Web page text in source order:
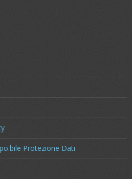
Protezione Dati